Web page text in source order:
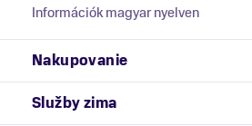
Információk magyar nyelven
Nakupovanie
Služby zima